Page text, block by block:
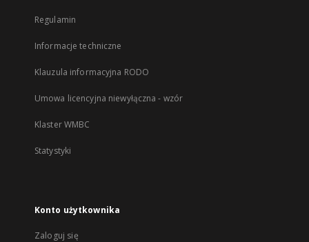
Regulamin
Informacje techniczne
Klauzula informacyjna RODO
Umowa licencyjna niewyłączna - wzór
Klaster WMBC
Statystyki
Konto użytkownika
Zaloguj się